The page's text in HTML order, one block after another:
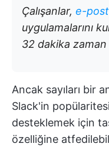
Çalışanlar, e-
uygulamalarını
32 dakika zaman
Ancak sayıları bir
Slack'in
desteklemek için
özelliğine